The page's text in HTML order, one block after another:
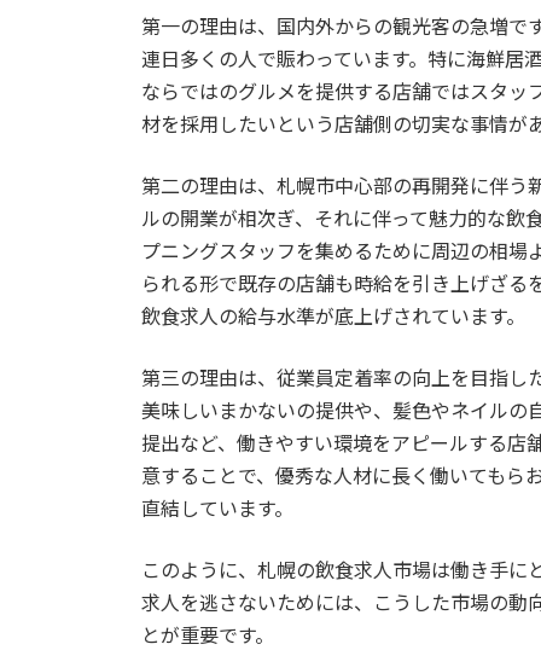
第一の理由は、国内外からの観光客の急増で
連日多くの人で賑わっています。特に海鮮居
ならではのグルメを提供する店舗ではスタ
材を採用したいという店舗側の切実な事情が
第二の理由は、札幌市中心部の再開発に伴う
ルの開業が相次ぎ、それに伴って魅力的な飲
プニングスタッフを集めるために周辺の相
られる形で既存の店舗も時給を引き上げざ
飲食求人の給与水準が底上げされています。
第三の理由は、従業員定着率の向上を目指し
美味しいまかないの提供や、髪色やネイル
提出など、働きやすい環境をアピールする店
意することで、優秀な人材に長く働いても
直結しています。
このように、札幌の飲食求人市場は働き手
求人を逃さないためには、こうした市場の
とが重要です。